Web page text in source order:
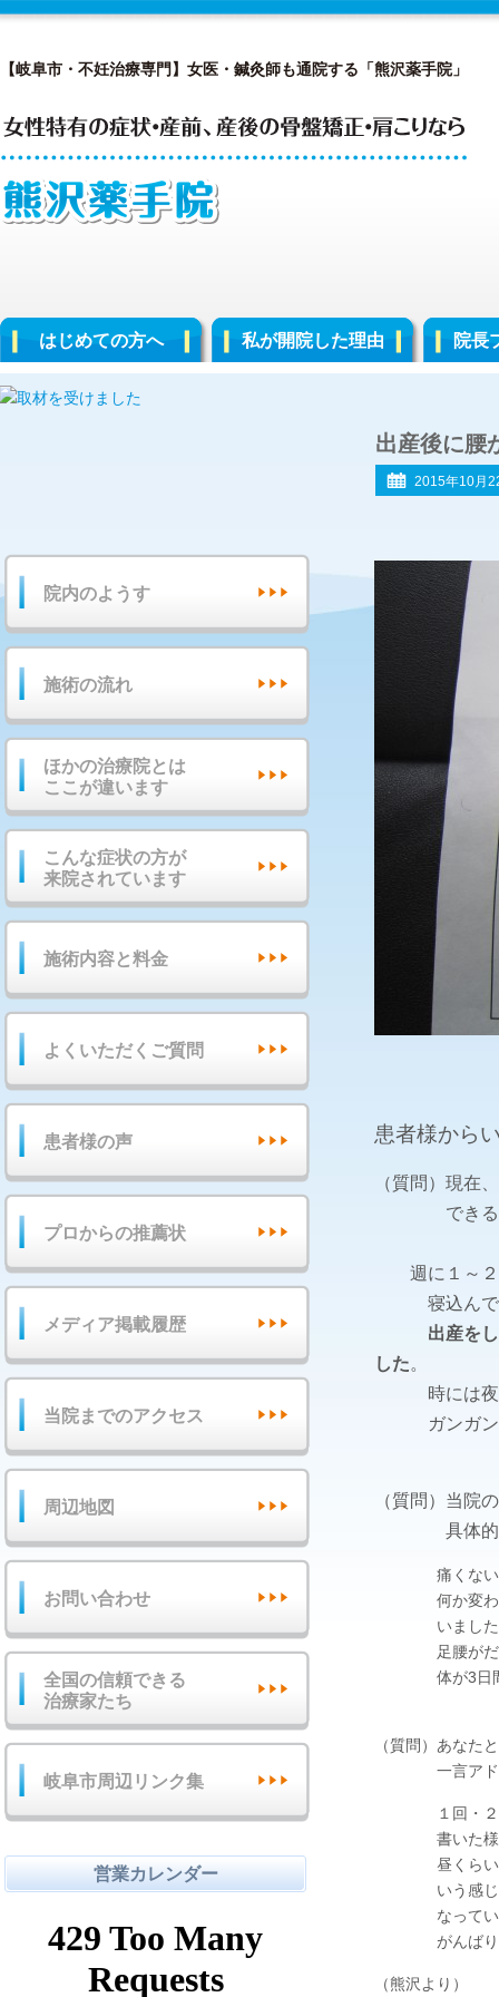
【岐阜市・不妊治療専門】女医・鍼灸師も通院する「熊沢薬手院」
はじめての方へ 私が開院した理由 院長
出産後に腰
2015年10月
患者様から
（質問）現在
できるだけ
週に１～２
寝込んでし
出産を
した。
時には夜眠
ガンガンと
（質問）当院
具体的に
痛くないので
何か変わった
いました。通
足腰がだるく
体が3日間は
（質問）あなた
一言アドバ
１回・２回で
書いた様に今
昼くらいから
いう感じです
なっている
がんばりま
（熊沢より）
院内のようす
施術の流れ
ほかの治療院とは
ここが違います
こんな症状の方が
来院されています
施術内容と料金
よくいただくご質問
患者様の声
プロからの推薦状
メディア掲載履歴
当院までのアクセス
周辺地図
お問い合わせ
全国の信頼できる
治療家たち
岐阜市周辺リンク集
営業カレンダー